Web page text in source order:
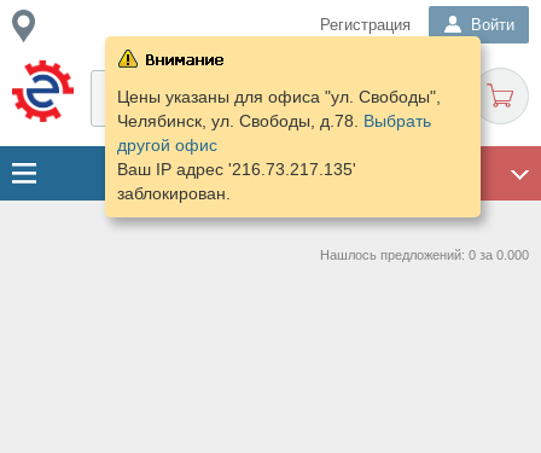
Регистрация Войти
Цены указаны для офиса "ул. Свободы",
Челябинск, ул. Свободы, д.78. Выбрать
другой офис
Ваш IP адрес '216.73.217.135'
заблокирован.
Нашлось предложений: 0 за 0.000